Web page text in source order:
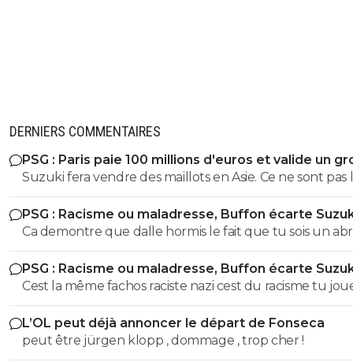
DERNIERS COMMENTAIRES
PSG : Paris paie 100 millions d'euros et valide un
départ
Suzuki fera vendre des maillots en Asie. Ce ne sont pas
russes qui acheteront ceux de Safonov ni les europeens
ceux de Chevalier. Quant aux autres acheteurs ils s’en
foutent des trois ...
PSG : Racisme ou maladresse, Buffon écarte
Ca demontre que dalle hormis le fait que tu sois un
ignare qui ignorait tout ce que jai dit sur buffon
justement tes un abruti ignare qui par dessus le
ouvre sa grande gueule Genre cest toi qui va m'apprendre
les définitions de nazi raciste fachiste?? Espèce de
PSG : Racisme ou maladresse, Buffon écarte
Cest la même fachos raciste nazi cest du racisme tu
les mots là finalité est la meme... Donc moralité alors
?? Cest ca ta seule défense ?? Va un peu te faire
espèce d'abruti .. et le numero 88 interdit en série A
L’OL peut déjà annoncer le départ de Fonseca
peut être jürgen klopp , dommage , trop cher !